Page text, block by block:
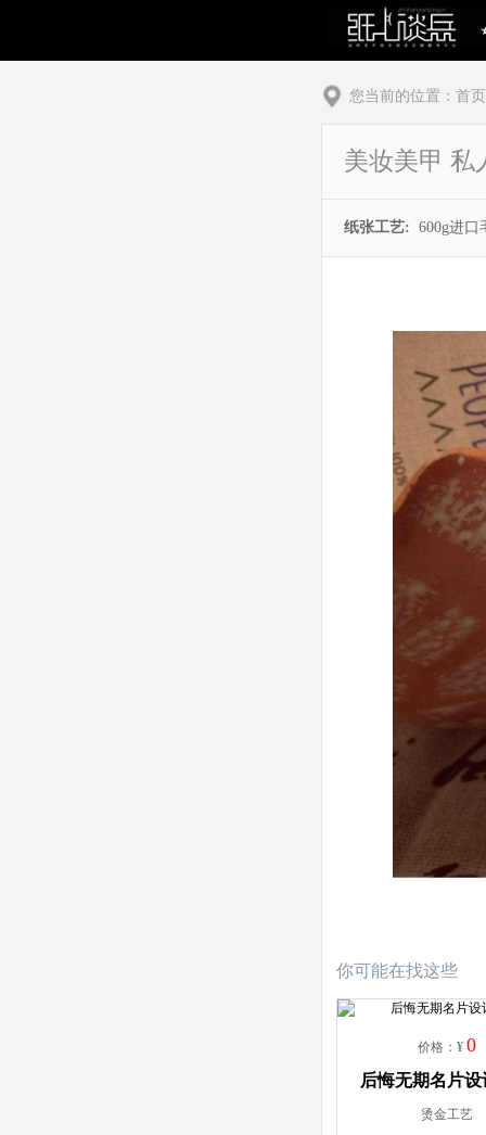
您当前的位置： 首页
美妆美甲 私
纸张工艺: 600g进口
你可能在找这些
价格：¥0
后悔无期名片
烫金工艺